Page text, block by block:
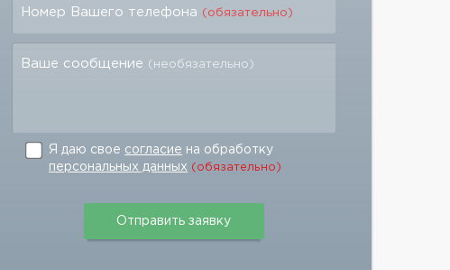
Номер Вашего телефона (обязательно)
Ваше сообщение (необязательно)
Я даю свое согласие на обработку
персональных данных (обязательно)